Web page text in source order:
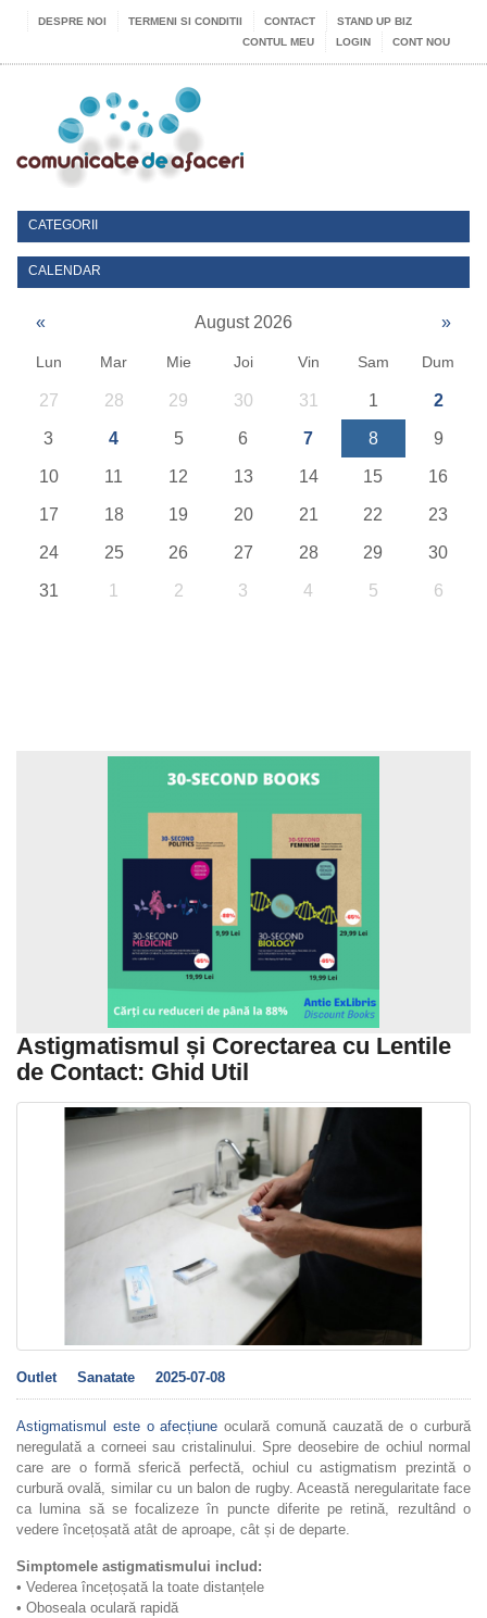
DESPRE NOI TERMENI SI CONDITII CONTACT
STAND UP BIZ
CONTUL MEU
LOGIN CONT NOU
CATEGORII
CALENDAR
« August 2026 »
Lun Mar Mie Joi Vin Sam Dum
27 28 29 30 31 1 2
3 4 5 6 7 8 9
10 11 12 13 14 15 16
17 18 19 20 21 22 23
24 25 26 27 28 29 30
31 1 2 3 4 5 6
Astigmatismul și Corectarea cu Lentile
de Contact: Ghid Util
Outlet Sanatate 2025-07-08
Astigmatismul este o afecțiune oculară comună cauzată de o curbură
neregulată a corneei sau cristalinului. Spre deosebire de ochiul normal
care are o formă sferică perfectă, ochiul cu astigmatism prezintă o
curbură ovală, similar cu un balon de rugby. Această neregularitate face
ca lumina să se focalizeze în puncte diferite pe retină, rezultând o
vedere încețoșată atât de aproape, cât și de departe.
Simptomele astigmatismului includ:
• Vederea încețoșată la toate distanțele
• Oboseala oculară rapidă